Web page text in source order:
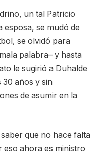
un tal Patricio
se mudó de
se olvidó para
palabra– y hasta
le sugirió a Duhalde
años y sin
de asumir en la
que no hace falta
eso ahora es ministro